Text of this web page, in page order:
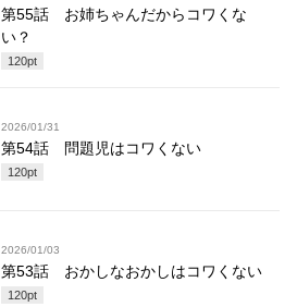
第55話 お姉ちゃんだからコワくな
い？
120pt
2026/01/31
第54話 問題児はコワくない
120pt
2026/01/03
第53話 おかしなおかしはコワくない
120pt